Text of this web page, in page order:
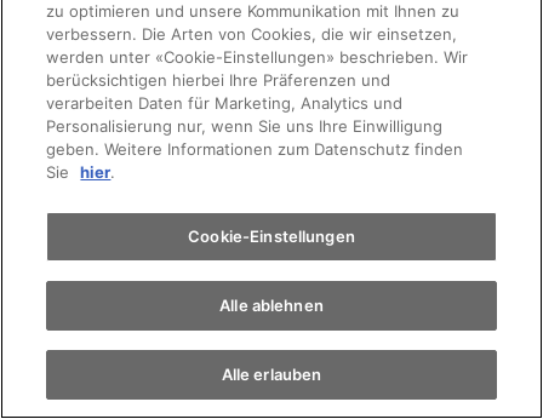
zu optimieren und unsere Kommunikation mit Ihnen zu
verbessern. Die Arten von Cookies, die wir einsetzen,
werden unter «Cookie-Einstellungen» beschrieben. Wir
berücksichtigen hierbei Ihre Präferenzen und
verarbeiten Daten für Marketing, Analytics und
Personalisierung nur, wenn Sie uns Ihre Einwilligung
geben. Weitere Informationen zum Datenschutz finden
Sie
hier.
Cookie-Einstellungen
Alle ablehnen
Alle erlauben